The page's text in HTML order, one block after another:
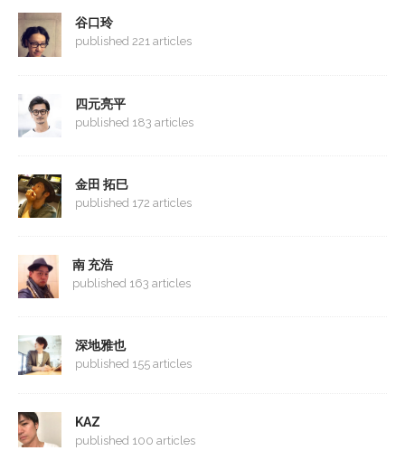
谷口玲
published 221 articles
四元亮平
published 183 articles
金田 拓巳
published 172 articles
南 充浩
published 163 articles
深地雅也
published 155 articles
KAZ
published 100 articles